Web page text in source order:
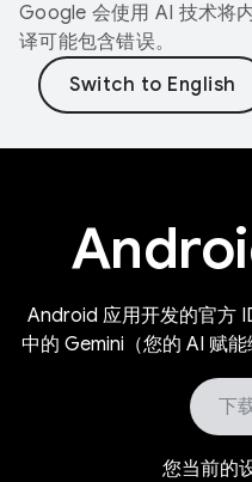
Google 会使用 AI 技术将
译可能包含错误。
Android 应用开发的官方
中的 Gemini（您的 AI 赋能
下
您当前的